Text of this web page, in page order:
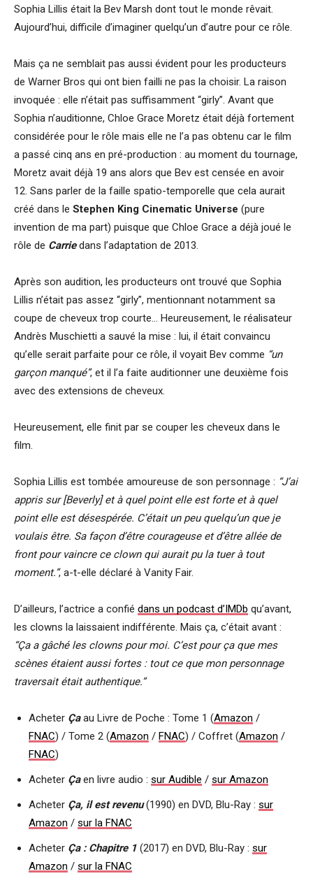
Sophia Lillis était la Bev Marsh dont tout le monde rêvait.
Aujourd’hui, difficile d’imaginer quelqu’un d’autre pour ce rôle.
Mais ça ne semblait pas aussi évident pour les producteurs
de Warner Bros qui ont bien failli ne pas la choisir. La raison
invoquée : elle n’était pas suffisamment “girly”. Avant que
Sophia n’auditionne, Chloe Grace Moretz était déjà fortement
considérée pour le rôle mais elle ne l’a pas obtenu car le film
a passé cinq ans en pré-production : au moment du tournage,
Moretz avait déjà 19 ans alors que Bev est censée en avoir
12. Sans parler de la faille spatio-temporelle que cela aurait
créé dans le Stephen King Cinematic Universe (pure
invention de ma part) puisque que Chloe Grace a déjà joué le
rôle de Carriedans l’adaptation de 2013.
Après son audition, les producteurs ont trouvé que Sophia
Lillis n’était pas assez “girly”, mentionnant notamment sa
coupe de cheveux trop courte… Heureusement, le réalisateur
Andrès Muschietti a sauvé la mise : lui, il était convaincu
qu’elle serait parfaite pour ce rôle, il voyait Bev comme “un
garçon manqué”, et il l’a faite auditionner une deuxième fois
avec des extensions de cheveux.
Heureusement, elle finit par se couper les cheveux dans le
film.
Sophia Lillis est tombée amoureuse de son personnage : “J’ai
appris sur [Beverly] et à quel point elle est forte et à quel
point elle est désespérée. C’était un peu quelqu’un que je
voulais être. Sa façon d’être courageuse et d’être allée de
front pour vaincre ce clown qui aurait pu la tuer à tout
moment.”, a-t-elle déclaré à Vanity Fair.
D’ailleurs, l’actrice a confié dans un podcast d’IMDb qu’avant,
les clowns la laissaient indifférente. Mais ça, c’était avant :
“Ça a gâché les clowns pour moi. C’est pour ça que mes
scènes étaient aussi fortes : tout ce que mon personnage
traversait était authentique.”
Acheter Ça au Livre de Poche : Tome 1 (Amazon /
FNAC) / Tome 2 (Amazon / FNAC) / Coffret (Amazon /
FNAC)
Acheter Çaen livre audio : sur Audible / sur Amazon
Acheter Ça, il est revenu(1990) en DVD, Blu-Ray : sur
Amazon / sur la FNAC
Acheter Ça : Chapitre 1 (2017) en DVD, Blu-Ray : sur
Amazon / sur la FNAC